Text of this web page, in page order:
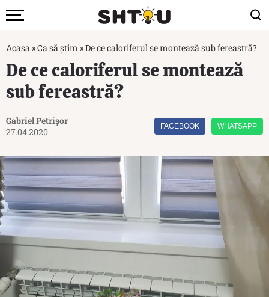
Acasa »Ca să știm »De ce caloriferul se montează sub fereastră?
De ce caloriferul se montează
sub fereastră?
Gabriel Petrișor
27.04.2020
FACEBOOK WHATSAPP